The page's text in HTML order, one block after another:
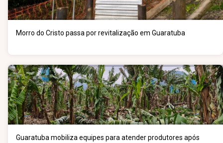
Morro do Cristo passa por revitalização em Guaratuba
Guaratuba mobiliza equipes para atender produtores após